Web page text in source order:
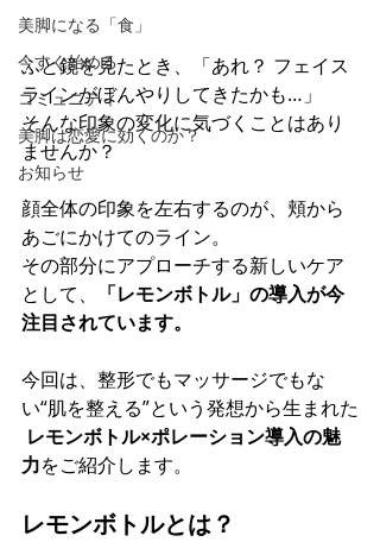
美脚になる「食」
今すぐ始める
コミュニティ
美脚は恋愛に効くのか？
お知らせ
ふと鏡を見たとき、「あれ？ フェイス
ラインがぼんやりしてきたかも…」
そんな印象の変化に気づくことはあり
ませんか？
顔全体の印象を左右するのが、頬から
あごにかけてのライン。
その部分にアプローチする新しいケア
として、
「レモンボトル」の導入が今
注目されています。
今回は、整形でもマッサージでもな
い“肌を整える”という発想から生まれた
レモンボトル×ポレーション導入の魅
力をご紹介します。
レモンボトルとは？